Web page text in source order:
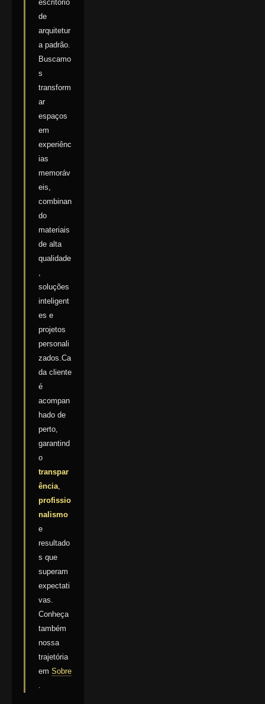
escritório
de
arquitetur
a padrão.
Buscamo
s
transform
ar
espaços
em
experiênc
ias
memoráv
eis,
combinan
do
materiais
de alta
qualidade
soluções
inteligent
es e
projetos
personali
zados.Ca
da cliente
é
acompan
hado de
perto,
garantind
o
transpar
ência
profissio
nalismo
e
resultado
s que
superam
expectati
vas.
Conheça
também
nossa
trajetória
em Sobre